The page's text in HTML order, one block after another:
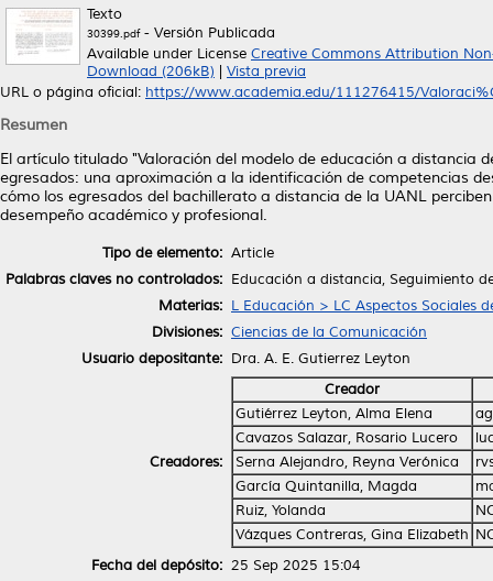
Texto
30399.pdf- Versión Publicada
Available under License Creative Commons Attribution
Download (206kB)
Vista previa
URL o página oficial: https://www.academia.edu/111276415/
Resumen
El artículo titulado "Valoración del modelo de educación a distancia
egresados: una aproximación a la identificación de competencias
cómo los egresados del bachillerato a distancia de la UANL
desempeño académico y profesional.
Tipo de elemento: Article
Palabras claves no controlados: Educación a distancia, Seguimiento
Materias: L Educación > LC Aspectos Sociales
Divisiones: Ciencias de la Comunicación
Usuario depositante: Dra. A. E. Gutierrez Leyton
Creadores:
Creador
Gutiérrez Leyton, Alma Elena
Cavazos Salazar, Rosario Lucero
Serna Alejandro, Reyna Verónica
García Quintanilla, Magda
Ruiz, Yolanda
Vázques Contreras, Gina Elizabeth
Fecha del depósito: 25 Sep 2025 15:04